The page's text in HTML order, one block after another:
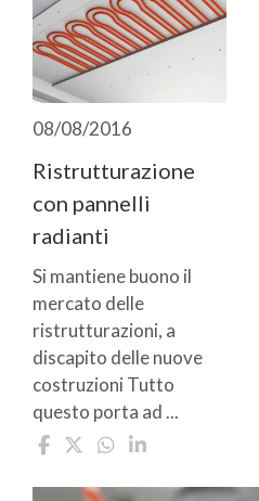
08/08/2016
Ristrutturazione
con pannelli
radianti
Si mantiene buono il
mercato delle
ristrutturazioni, a
discapito delle nuove
costruzioni Tutto
questo porta ad ...